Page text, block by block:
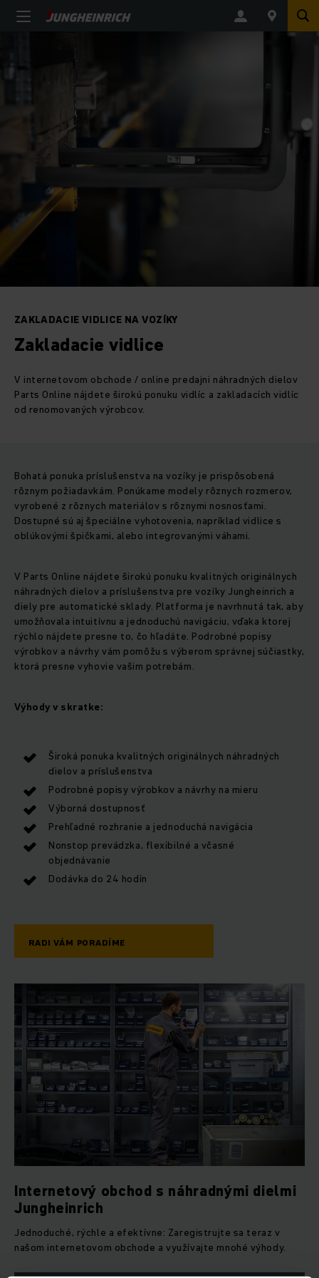
ZAKLADACIE VIDLICE NA VOZÍKY
Zakladacie vidlice
V internetovom obchode / online predajni náhradných dielov
Parts Online nájdete širokú ponuku vidlíc a zakladacích vidlíc
od renomovaných výrobcov.
Bohatá ponuka príslušenstva na vozíky je prispôsobená
rôznym požiadavkám. Ponúkame modely rôznych rozmerov,
vyrobené z rôznych materiálov s rôznymi nosnosťami.
Dostupné sú aj špeciálne vyhotovenia, napríklad vidlice s
oblúkovými špičkami, alebo integrovanými váhami.
V Parts Online nájdete širokú ponuku kvalitných originálnych
náhradných dielov a príslušenstva pre vozíky Jungheinrich a
diely pre automatické sklady. Platforma je navrhnutá tak, aby
umožňovala intuitívnu a jednoduchú navigáciu, vďaka ktorej
rýchlo nájdete presne to, čo hľadáte. Podrobné popisy
výrobkov a návrhy vám pomôžu s výberom správnej súčiastky,
ktorá presne vyhovie vašim potrebám.
Výhody v skratke:
Široká ponuka kvalitných originálnych náhradných
dielov a príslušenstva
Podrobné popisy výrobkov a návrhy na mieru
Výborná dostupnosť
Prehľadné rozhranie a jednoduchá navigácia
Nonstop prevádzka, flexibilné a včasné
objednávanie
Dodávka do 24 hodín
RADI VÁM PORADÍME
Internetový obchod s náhradnými dielmi
Jungheinrich
Jednoduché, rýchle a efektívne: Zaregistrujte sa teraz v
našom internetovom obchode a využívajte mnohé výhody.